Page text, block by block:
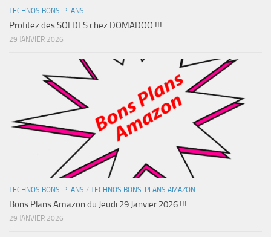
TECHNOS BONS-PLANS
Profitez des SOLDES chez DOMADOO !!!
29 JANVIER 2026
TECHNOS BONS-PLANS / TECHNOS BONS-PLANS AMAZON
Bons Plans Amazon du Jeudi 29 Janvier 2026 !!!
29 JANVIER 2026